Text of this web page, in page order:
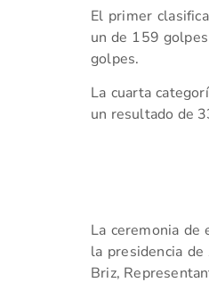
El primer
un de 159
golpes.
La cuarta
un resultado de
La ceremonia
la presidencia
Briz,